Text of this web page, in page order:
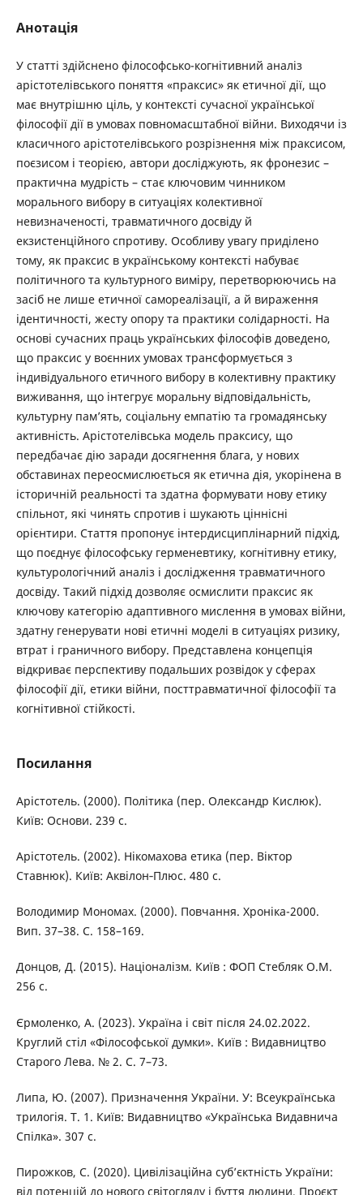
Анотація
У статті здійснено філософсько-когнітивний аналіз
арістотелівського поняття «праксис» як етичної дії, що
має внутрішню ціль, у контексті сучасної української
філософії дії в умовах повномасштабної війни. Виходячи із
класичного арістотелівського розрізнення між праксисом,
поєзисом і теорією, автори досліджують, як фронезис –
практична мудрість – стає ключовим чинником
морального вибору в ситуаціях колективної
невизначеності, травматичного досвіду й
екзистенційного спротиву. Особливу увагу приділено
тому, як праксис в українському контексті набуває
політичного та культурного виміру, перетворюючись на
засіб не лише етичної самореалізації, а й вираження
ідентичності, жесту опору та практики солідарності. На
основі сучасних праць українських філософів доведено,
що праксис у воєнних умовах трансформується з
індивідуального етичного вибору в колективну практику
виживання, що інтегрує моральну відповідальність,
культурну пам’ять, соціальну емпатію та громадянську
активність. Арістотелівська модель праксису, що
передбачає дію заради досягнення блага, у нових
обставинах переосмислюється як етична дія, укорінена в
історичній реальності та здатна формувати нову етику
спільнот, які чинять спротив і шукають ціннісні
орієнтири. Стаття пропонує інтердисциплінарний підхід,
що поєднує філософську герменевтику, когнітивну етику,
культурологічний аналіз і дослідження травматичного
досвіду. Такий підхід дозволяє осмислити праксис як
ключову категорію адаптивного мислення в умовах війни,
здатну генерувати нові етичні моделі в ситуаціях ризику,
втрат і граничного вибору. Представлена концепція
відкриває перспективу подальших розвідок у сферах
філософії дії, етики війни, посттравматичної філософії та
когнітивної стійкості.
Посилання
Арістотель. (2000). Політика (пер. Олександр Кислюк).
Київ: Основи. 239 с.
Арістотель. (2002). Нікомахова етика (пер. Віктор
Ставнюк). Київ: Аквілон‑Плюс. 480 с.
Володимир Мономах. (2000). Повчання. Хроніка-2000.
Вип. 37–38. С. 158–169.
Донцов, Д. (2015). Націоналізм. Київ : ФОП Стебляк О.М.
256 с.
Єрмоленко, А. (2023). Україна і світ після 24.02.2022.
Круглий стіл «Філософської думки». Київ : Видавництво
Старого Лева. № 2. С. 7–73.
Липа, Ю. (2007). Призначення України. У: Всеукраїнська
трилогія. Т. 1. Київ: Видавництво «Українська Видавнича
Спілка». 307 с.
Пирожков, С. (2020). Цивілізаційна суб’єктність України:
від потенцій до нового світогляду і буття людини. Проєкт